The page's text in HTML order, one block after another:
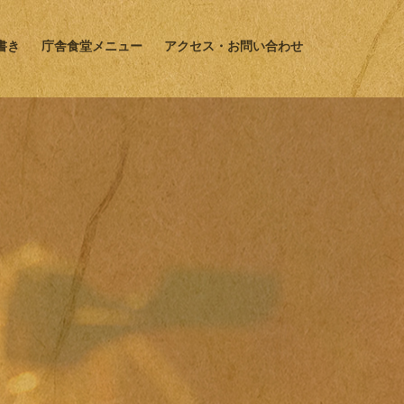
き 庁舎食堂メニュー アクセス・お問い合わせ